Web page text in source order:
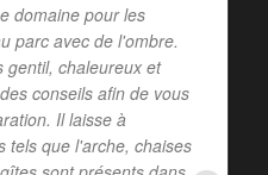
domaine pour les
parc avec de l'ombre.
gentil, chaleureux et
conseils afin de vous
Il laisse à
tels que l'arche, chaises